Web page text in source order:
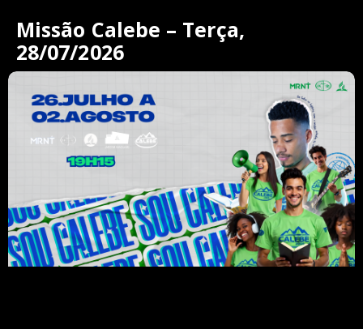
Missão Calebe – Terça,
28/07/2026